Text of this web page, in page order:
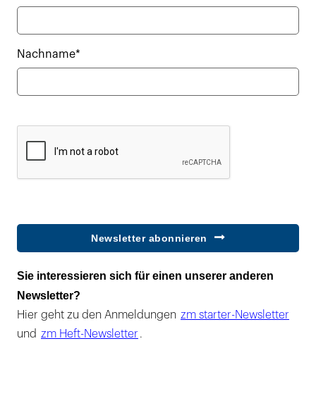
Nachname*
Newsletter abonnieren
Sie interessieren sich für einen unserer anderen
Newsletter?
Hier geht zu den Anmeldungen zm starter-Newsletter
und zm Heft-Newsletter .